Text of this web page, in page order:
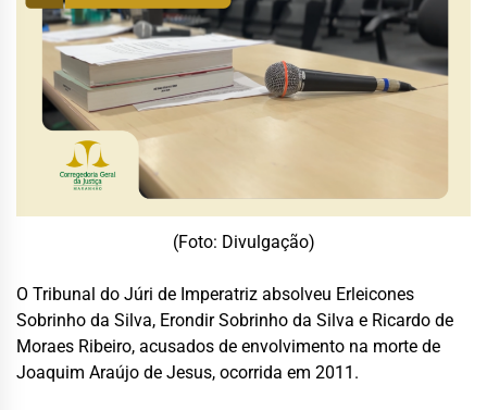
(Foto: Divulgação)
O Tribunal do Júri de Imperatriz absolveu Erleicones
Sobrinho da Silva, Erondir Sobrinho da Silva e Ricardo de
Moraes Ribeiro, acusados de envolvimento na morte de
Joaquim Araújo de Jesus, ocorrida em 2011.